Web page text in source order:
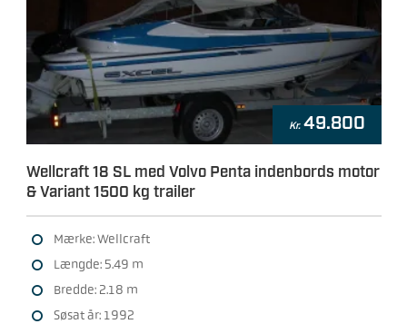
Kr. 49.800
Wellcraft 18 SL med Volvo Penta indenbords motor
& Variant 1500 kg trailer
Mærke: Wellcraft
Længde: 5.49 m
Bredde: 2.18 m
Søsat år: 1992